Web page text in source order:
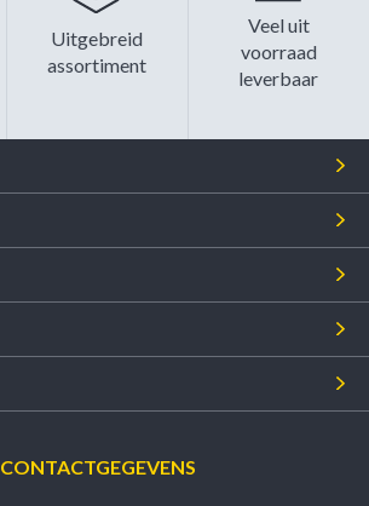
Uitgebreid
assortiment
Veel uit
voorraad
leverbaar
CONTACTGEGEVENS